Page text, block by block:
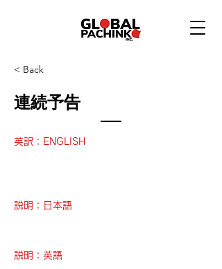
< Back
連続予告
英訳：ENGLISH
説明：日本語
説明：英語